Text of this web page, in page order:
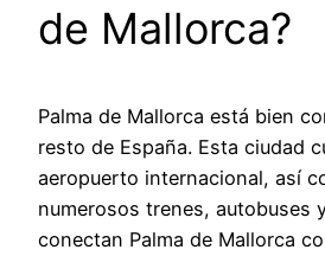
de Mallorca?
Palma de Mallorca está bien
resto de España. Esta ciudad
aeropuerto internacional, así
numerosos trenes, autobuses
conectan Palma de Mallorca